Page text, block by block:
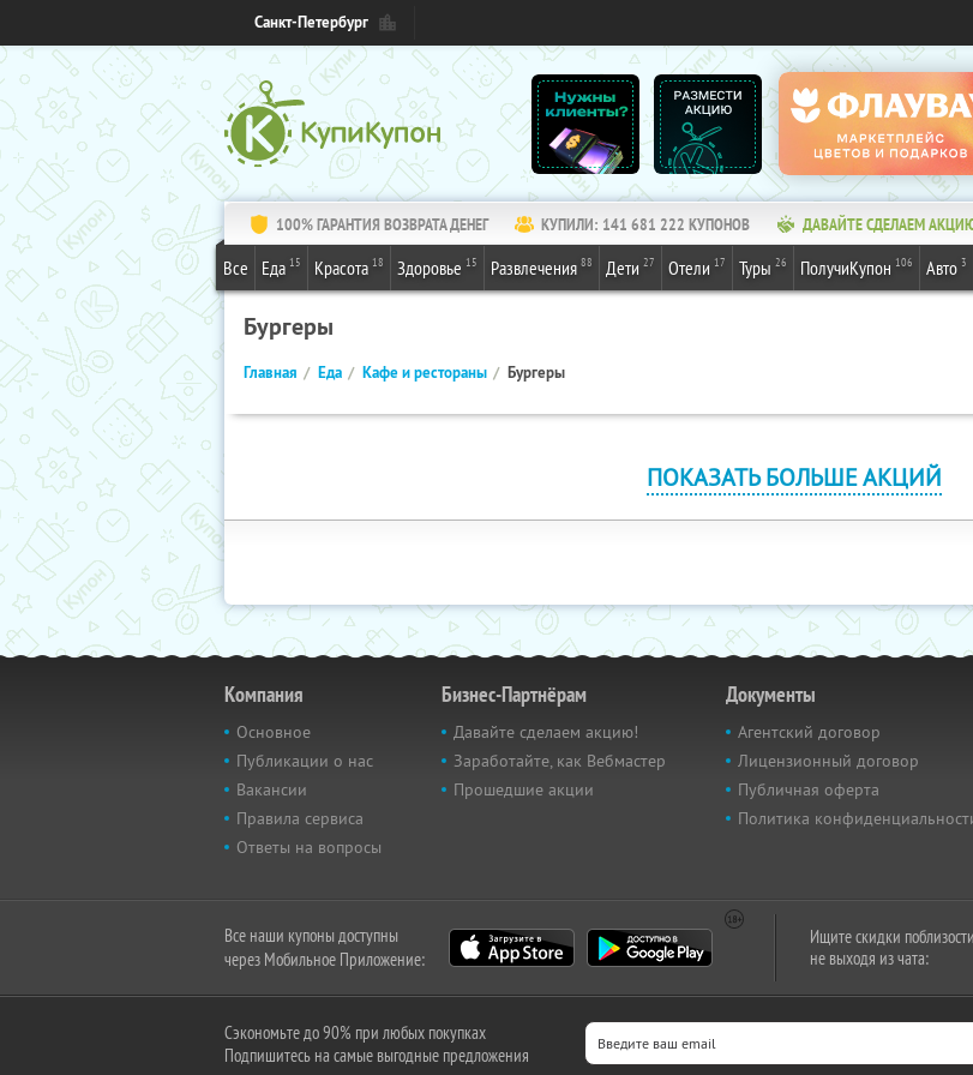
Санкт-Петербург
100% ГАРАНТИЯ ВОЗВРАТА ДЕНЕГ КУПИЛИ: 141 681 222 КУПОНОВ ДАВАЙТЕ СДЕЛАЕМ
Все Еда 15 Красота 18 Здоровье 15 Развлечения 88 Дети 27 Отели 17 Туры 26 ПолучиКупон 106 Авто 3
Бургеры
Главная Еда Кафе и рестораны Бургеры
ПОКАЗАТЬ БОЛЬШЕ АКЦИЙ
Компания
Основное
Публикации о нас
Вакансии
Правила сервиса
Ответы на вопросы
Бизнес-Партнёрам
Давайте сделаем акцию!
Заработайте, как Вебмастер
Прошедшие акции
Документы
Агентский договор
Лицензионный договор
Публичная оферта
Политика
Все наши купоны доступны
через Мобильное Приложение:
Ищите скидки
не выходя из чата:
Сэкономьте до 90% при любых покупках
Подпишитесь на самые выгодные предложения